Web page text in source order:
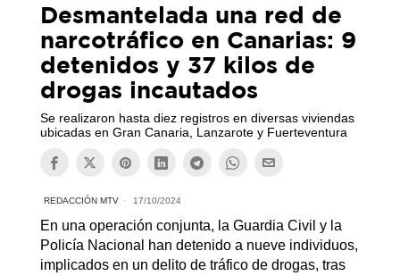
Desmantelada una red de
narcotráfico en Canarias: 9
detenidos y 37 kilos de
drogas incautados
Se realizaron hasta diez registros en diversas viviendas
ubicadas en Gran Canaria, Lanzarote y Fuerteventura
REDACCIÓN MTV 17/10/2024
En una operación conjunta, la Guardia Civil y la
Policía Nacional han detenido a nueve individuos,
implicados en un delito de tráfico de drogas, tras